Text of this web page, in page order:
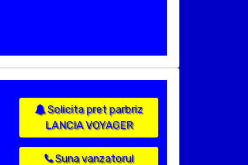
Solicita pret parbriz
LANCIA VOYAGER
Suna vanzatorul